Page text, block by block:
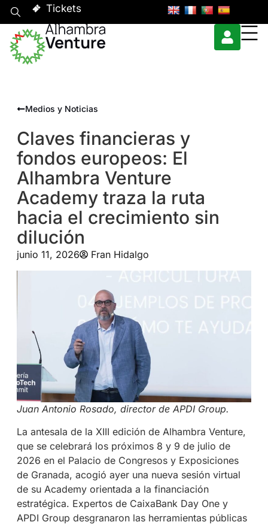
Tickets
Medios y Noticias
Claves financieras y
fondos europeos: El
Alhambra Venture
Academy traza la ruta
hacia el crecimiento sin
dilución
junio 11, 2026 Fran Hidalgo
Juan Antonio Rosado, director de APDI Group.
La antesala de la XIII edición de Alhambra Venture,
que se celebrará los próximos 8 y 9 de julio de
2026 en el Palacio de Congresos y Exposiciones
de Granada, acogió ayer una nueva sesión virtual
de su Academy orientada a la financiación
estratégica. Expertos de CaixaBank Day One y
APDI Group desgranaron las herramientas públicas